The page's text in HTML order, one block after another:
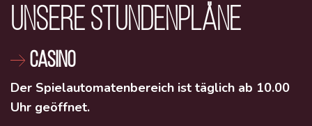
UNSERE STUNDENPLÄNE
CASINO
Der Spielautomatenbereich ist täglich ab 10.00
Uhr geöffnet.